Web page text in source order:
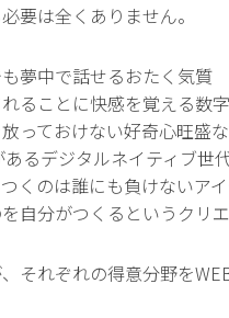
要は全くありません。
夢中で話せるおたく気質
ることに快感を覚える数
っておけない好奇心旺盛
るデジタルネイティブ世
くのは誰にも負けないア
自分がつくるというクリ
それぞれの得意分野を